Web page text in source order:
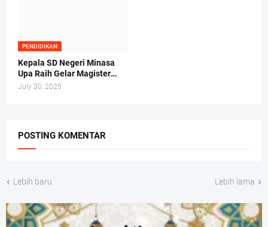
PENDIDIKAN
Kepala SD Negeri Minasa
Upa Raih Gelar Magister
Hukum Tepat di Hari Anak
July 30, 2025
POSTING KOMENTAR
Lebih baru Lebih lama